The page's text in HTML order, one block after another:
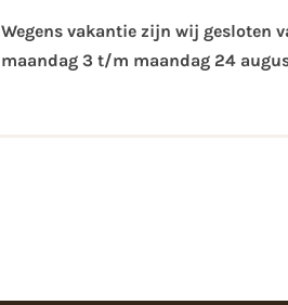
Wegens vakantie zijn wij gesloten
maandag 3 t/m maandag 24